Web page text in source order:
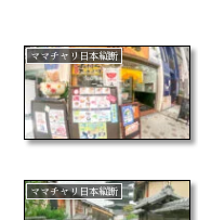
ママチャリ日本縦断
ママチャリ日本縦断